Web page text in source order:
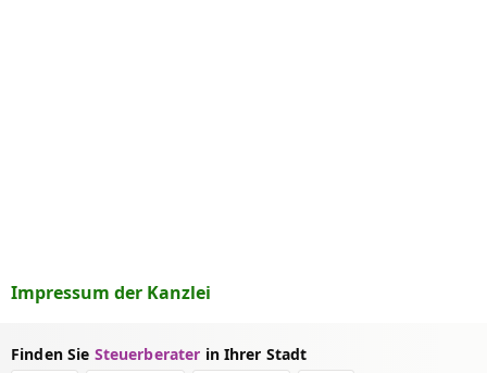
Impressum der Kanzlei
Finden Sie Steuerberater in Ihrer Stadt